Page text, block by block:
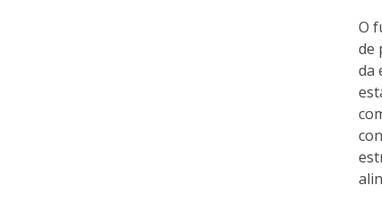
O
de
da